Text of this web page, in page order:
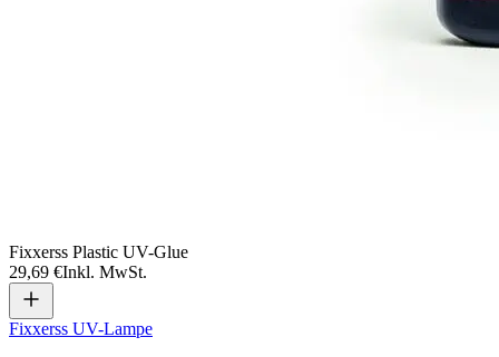
Fixxerss Plastic UV-Glue
29,69 €Inkl. MwSt.
Fixxerss UV-Lampe